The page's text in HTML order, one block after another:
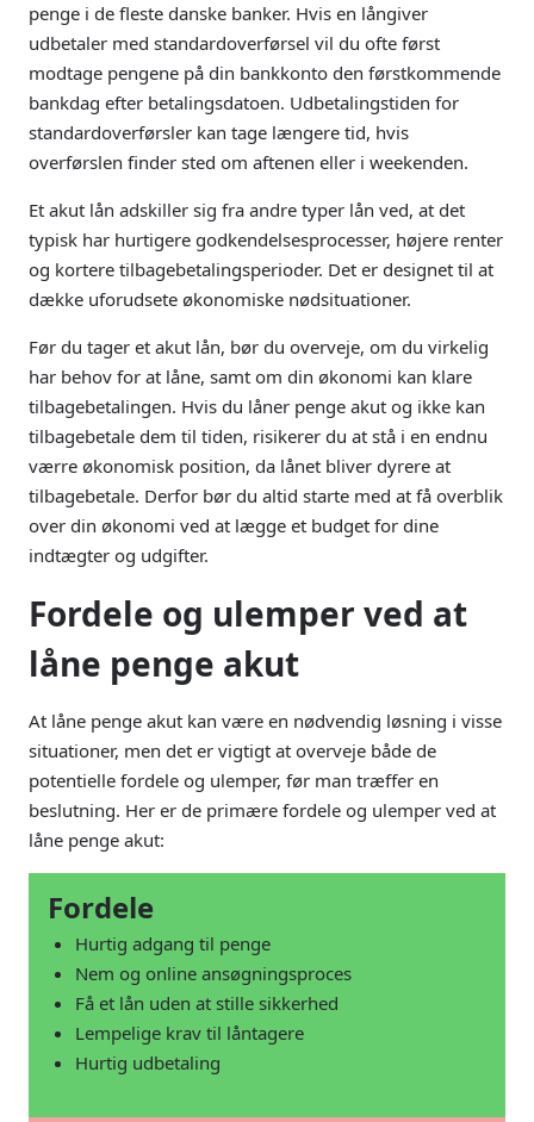
penge i de fleste danske banker. Hvis en långiver
udbetaler med standardoverførsel vil du ofte først
modtage pengene på din bankkonto den førstkommende
bankdag efter betalingsdatoen. Udbetalingstiden for
standardoverførsler kan tage længere tid, hvis
overførslen finder sted om aftenen eller i weekenden.
Et akut lån adskiller sig fra andre typer lån ved, at det
typisk har hurtigere godkendelsesprocesser, højere renter
og kortere tilbagebetalingsperioder. Det er designet til at
dække uforudsete økonomiske nødsituationer.
Før du tager et akut lån, bør du overveje, om du virkelig
har behov for at låne, samt om din økonomi kan klare
tilbagebetalingen. Hvis du låner penge akut og ikke kan
tilbagebetale dem til tiden, risikerer du at stå i en endnu
værre økonomisk position, da lånet bliver dyrere at
tilbagebetale. Derfor bør du altid starte med at få overblik
over din økonomi ved at lægge et budget for dine
indtægter og udgifter.
Fordele og ulemper ved at
låne penge akut
At låne penge akut kan være en nødvendig løsning i visse
situationer, men det er vigtigt at overveje både de
potentielle fordele og ulemper, før man træffer en
beslutning. Her er de primære fordele og ulemper ved at
låne penge akut:
Fordele
Hurtig adgang til penge
Nem og online ansøgningsproces
Få et lån uden at stille sikkerhed
Lempelige krav til låntagere
Hurtig udbetaling